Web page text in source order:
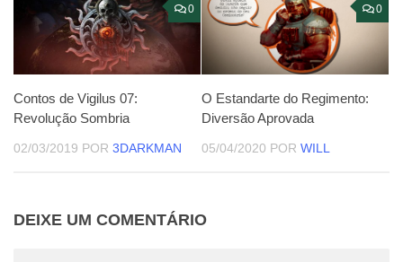
0
Contos de Vigilus 07:
Revolução Sombria
02/03/2019 POR 3DARKMAN
0
O Estandarte do Regimento:
Diversão Aprovada
05/04/2020 POR WILL
DEIXE UM COMENTÁRIO